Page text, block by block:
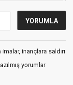
inançlara saldırı
yorumlar